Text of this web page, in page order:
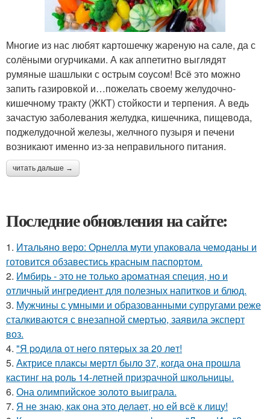
Многие из нас любят картошечку жареную на сале, да с
солёными огурчиками. А как аппетитно выглядят
румяные шашлыки с острым соусом! Всё это можно
запить газировкой и…пожелать своему желудочно-
кишечному тракту (ЖКТ) стойкости и терпения. А ведь
зачастую заболевания желудка, кишечника, пищевода,
поджелудочной железы, желчного пузыря и печени
возникают именно из-за неправильного питания.
читать дальше →
Последние обновления на сайте:
1. Итальяно веро: Орнелла мути упаковала чемоданы и
готовится обзавестись красным паспортом.
2. Имбирь - это не только ароматная специя, но и
отличный ингредиент для полезных напитков и блюд.
3. Мужчины с умными и образованными супругами реже
сталкиваются с внезапной смертью, заявила эксперт
воз.
4. "Я poдилa oт нeгo пятepых зa 20 лeт!
5. Актрисе плаксы мертл было 37, когда она прошла
кастинг на роль 14-летней призрачной школьницы.
6. Она олимпийское золото выиграла.
7. Я не знаю, как она это делает, но ей всё к лицу!